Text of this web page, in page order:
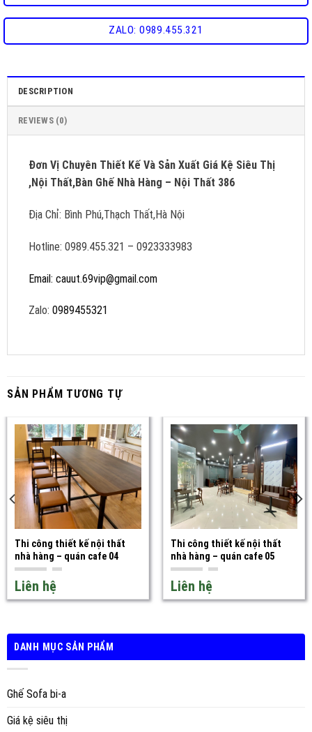
ZALO: 0989.455.321
DESCRIPTION
REVIEWS (0)
Đơn Vị Chuyên Thiết Kế Và Sản Xuất Giá Kệ Siêu Thị
,Nội Thất,Bàn Ghế Nhà Hàng – Nội Thất 386
Địa Chỉ: Bình Phú,Thạch Thất,Hà Nội
Hotline: 0989.455.321 – 0923333983
Email: cauut.69vip@gmail.com
Zalo: 0989455321
SẢN PHẨM TƯƠNG TỰ
Thi công thiết kế nội thất
nhà hàng – quán cafe 04
Liên hệ
Thi công thiết kế nội thất
nhà hàng – quán cafe 05
Liên hệ
DANH MỤC SẢN PHẨM
Ghế Sofa bi-a
Giá kệ siêu thị